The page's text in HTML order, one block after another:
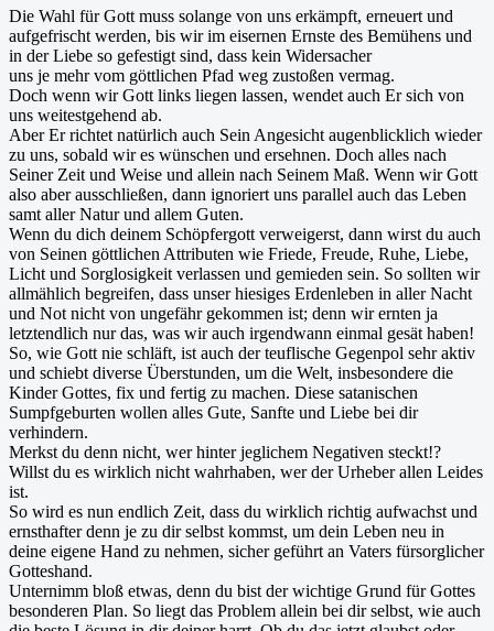
Die Wahl für Gott muss solange von uns erkämpft, erneuert und
aufgefrischt werden, bis wir im eisernen Ernste des Bemühens und
in der Liebe so gefestigt sind, dass kein Widersacher
uns je mehr vom göttlichen Pfad weg zustoßen vermag.
Doch wenn wir Gott links liegen lassen, wendet auch Er sich von
uns weitestgehend ab.
Aber Er richtet natürlich auch Sein Angesicht augenblicklich wieder
zu uns, sobald wir es wünschen und ersehnen. Doch alles nach
Seiner Zeit und Weise und allein nach Seinem Maß. Wenn wir Gott
also aber ausschließen, dann ignoriert uns parallel auch das Leben
samt aller Natur und allem Guten.
Wenn du dich deinem Schöpfergott verweigerst, dann wirst du auch
von Seinen göttlichen Attributen wie Friede, Freude, Ruhe, Liebe,
Licht und Sorglosigkeit verlassen und gemieden sein. So sollten wir
allmählich begreifen, dass unser hiesiges Erdenleben in aller Nacht
und Not nicht von ungefähr gekommen ist; denn wir ernten ja
letztendlich nur das, was wir auch irgendwann einmal gesät haben!
So, wie Gott nie schläft, ist auch der teuflische Gegenpol sehr aktiv
und schiebt diverse Überstunden, um die Welt, insbesondere die
Kinder Gottes, fix und fertig zu machen. Diese satanischen
Sumpfgeburten wollen alles Gute, Sanfte und Liebe bei dir
verhindern.
Merkst du denn nicht, wer hinter jeglichem Negativen steckt!?
Willst du es wirklich nicht wahrhaben, wer der Urheber allen Leides
ist.
So wird es nun endlich Zeit, dass du wirklich richtig aufwachst und
ernsthafter denn je zu dir selbst kommst, um dein Leben neu in
deine eigene Hand zu nehmen, sicher geführt an Vaters fürsorglicher
Gotteshand.
Unternimm bloß etwas, denn du bist der wichtige Grund für Gottes
besonderen Plan. So liegt das Problem allein bei dir selbst, wie auch